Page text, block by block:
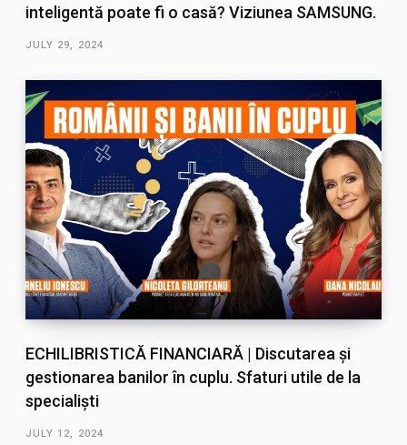
inteligentă poate fi o casă? Viziunea SAMSUNG.
JULY 29, 2024
ECHILIBRISTICĂ FINANCIARĂ | Discutarea și
gestionarea banilor în cuplu. Sfaturi utile de la
specialiști
JULY 12, 2024